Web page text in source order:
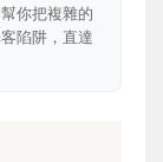
你把複雜的
陷阱，直達